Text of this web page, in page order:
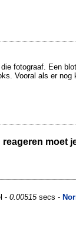
fotograaf. Een
Vooral als er nog
moet
- 0.00515secs -